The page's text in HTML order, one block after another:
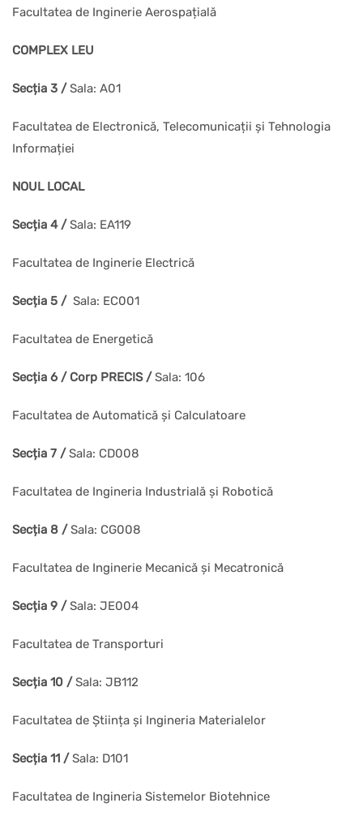
Facultatea de Inginerie Aerospațială
COMPLEX LEU
Secția 3 /Sala: A01
Facultatea de Electronică, Telecomunicații și Tehnologia
Informației
NOUL LOCAL
Secția 4 /Sala: EA119
Facultatea de Inginerie Electrică
Secția 5 / Sala: EC001
Facultatea de Energetică
Secția 6 / Corp PRECIS /Sala: 106
Facultatea de Automatică și Calculatoare
Secția 7 /Sala: CD008
Facultatea de Ingineria Industrială și Robotică
Secția 8 /Sala: CG008
Facultatea de Inginerie Mecanică și Mecatronică
Secția 9 /Sala: JE004
Facultatea de Transporturi
Secția 10 /Sala: JB112
Facultatea de Știința și Ingineria Materialelor
Secția 11 /Sala: D101
Facultatea de Ingineria Sistemelor Biotehnice